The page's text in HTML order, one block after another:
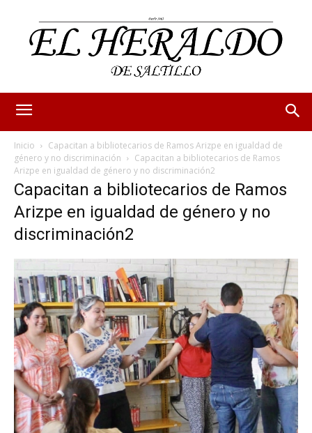
Inicio
Capacitan a bibliotecarios de Ramos Arizpe en igualdad de
género y no discriminación
Capacitan a bibliotecarios de Ramos
Arizpe en igualdad de género y no discriminación2
Capacitan a bibliotecarios de Ramos
Arizpe en igualdad de género y no
discriminación2